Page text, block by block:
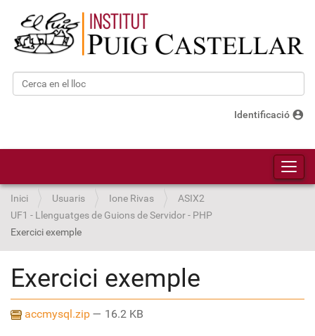
Cerca
Identificació account_circle
Inici Usuaris Ione Rivas
ASIX2
UF1 - Llenguatges de Guions de Servidor - PHP
Exercici exemple
Exercici exemple
accmysql.zip — 16.2 KB